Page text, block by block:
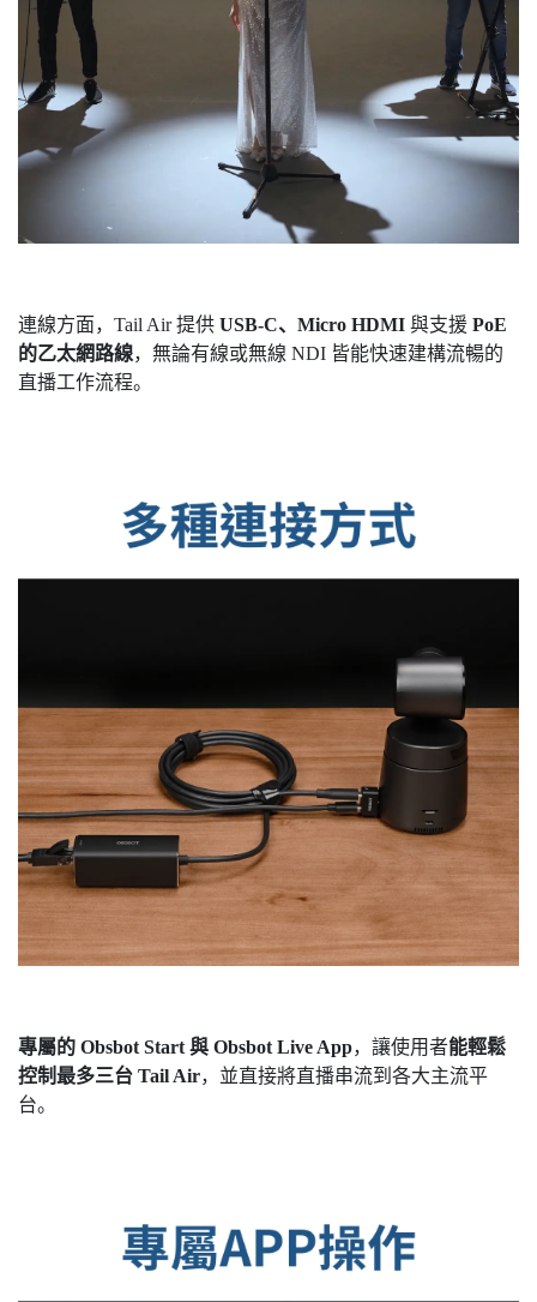
連線方面，Tail Air 提供 USB-C、Micro HDMI 與支援 PoE
的乙太網路線，無論有線或無線 NDI 皆能快速建構流暢的
直播工作流程。
專屬的 Obsbot Start 與 Obsbot Live App，讓使用者能輕鬆
控制最多三台 Tail Air，並直接將直播串流到各大主流平
台。